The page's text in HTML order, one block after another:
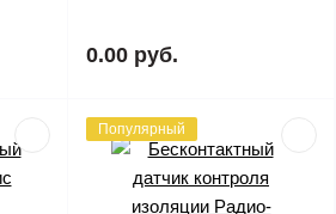
0.00 руб.
Популярный